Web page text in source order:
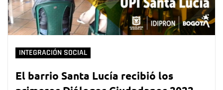
INTEGRACIÓN SOCIAL
El barrio Santa Lucía recibió los